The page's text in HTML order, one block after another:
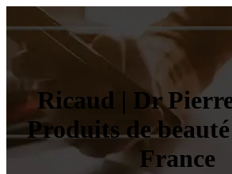
Ricaud | Dr
Produits de
France